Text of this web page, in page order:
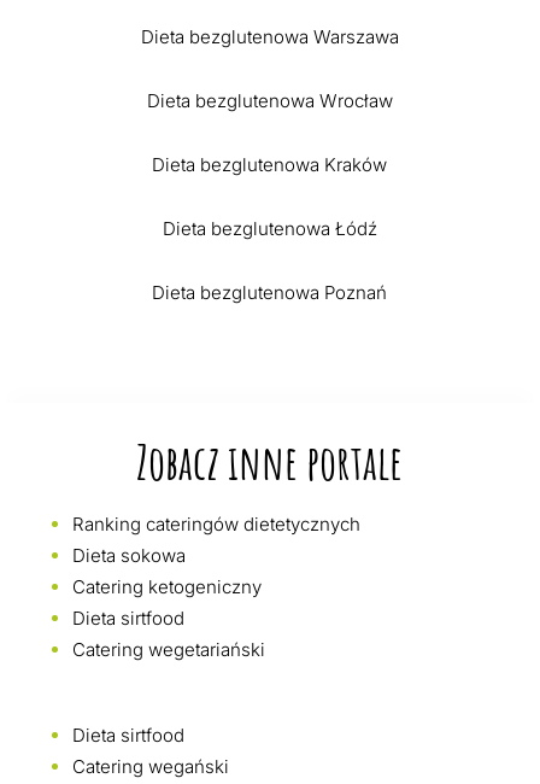
Dieta bezglutenowa Warszawa
Dieta bezglutenowa Wrocław
Dieta bezglutenowa Kraków
Dieta bezglutenowa Łódź
Dieta bezglutenowa Poznań
Zobacz inne portale
Ranking cateringów dietetycznych
Dieta sokowa
Catering ketogeniczny
Dieta sirtfood
Catering wegetariański
Dieta sirtfood
Catering wegański